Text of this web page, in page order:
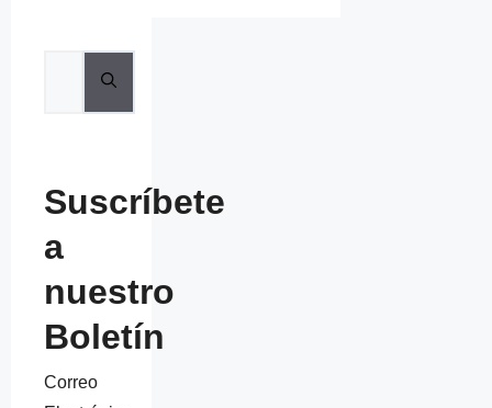
Suscríbete
a
nuestro
Boletín
Correo